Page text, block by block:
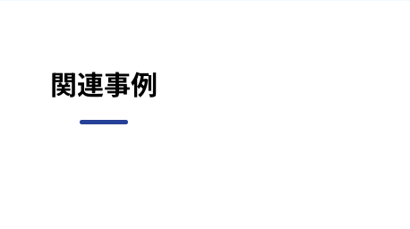
関連事例